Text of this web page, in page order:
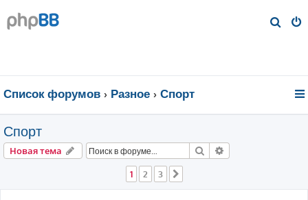
Список форумов Разное Спорт
Спорт
Новая тема Поиск
1 2 3